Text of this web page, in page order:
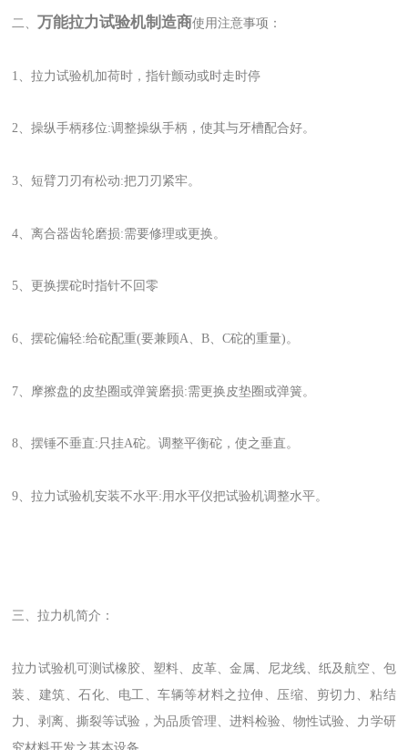
二、 万能拉力试验机制造商使用注意事项：
1、拉力试验机加荷时，指针颤动或时走时停
2、操纵手柄移位:调整操纵手柄，使其与牙槽配合好。
3、短臂刀刃有松动:把刀刃紧牢。
4、离合器齿轮磨损:需要修理或更换。
5、更换摆砣时指针不回零
6、摆砣偏轻:给砣配重(要兼顾A、B、C砣的重量)。
7、摩擦盘的皮垫圈或弹簧磨损:需更换皮垫圈或弹簧。
8、摆锤不垂直:只挂A砣。调整平衡砣，使之垂直。
9、拉力试验机安装不水平:用水平仪把试验机调整水平。
三、拉力机简介：
拉力试验机可测试橡胶、塑料、皮革、金属、尼龙线、纸及航空、包
装、建筑、石化、电工、车辆等材料之拉伸、压缩、剪切力、粘结
力、剥离、撕裂等试验，为品质管理、进料检验、物性试验、力学研